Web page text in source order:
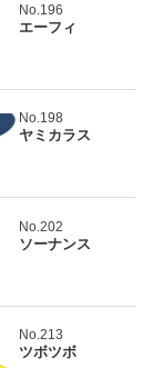
No.196
エーフィ
No.198
ヤミカラス
No.202
ソーナンス
No.213
ツボツボ